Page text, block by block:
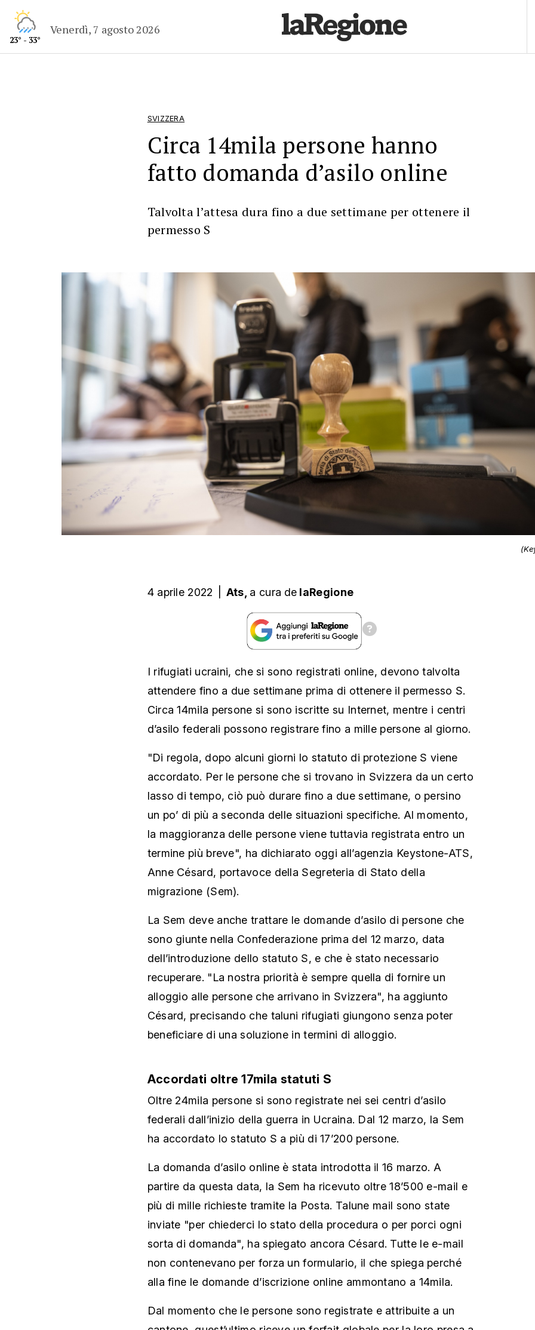
23° - 33°
Venerdì, 7 agosto 2026
SVIZZERA
Circa 14mila persone hanno
fatto domanda d’asilo online
Talvolta l’attesa dura fino a due settimane per ottenere il
permesso S
4 aprile 2022 Ats, a cura de laRegione
I rifugiati ucraini, che si sono registrati online, devono talvolta
attendere fino a due settimane prima di ottenere il permesso S.
Circa 14mila persone si sono iscritte su Internet, mentre i centri
d’asilo federali possono registrare fino a mille persone al giorno.
"Di regola, dopo alcuni giorni lo statuto di protezione S viene
accordato. Per le persone che si trovano in Svizzera da un certo
lasso di tempo, ciò può durare fino a due settimane, o persino
un po’ di più a seconda delle situazioni specifiche. Al momento,
la maggioranza delle persone viene tuttavia registrata entro un
termine più breve", ha dichiarato oggi all’agenzia Keystone-ATS,
Anne Césard, portavoce della Segreteria di Stato della
migrazione (Sem).
La Sem deve anche trattare le domande d’asilo di persone che
sono giunte nella Confederazione prima del 12 marzo, data
dell’introduzione dello statuto S, e che è stato necessario
recuperare. "La nostra priorità è sempre quella di fornire un
alloggio alle persone che arrivano in Svizzera", ha aggiunto
Césard, precisando che taluni rifugiati giungono senza poter
beneficiare di una soluzione in termini di alloggio.
Accordati oltre 17mila statuti S
Oltre 24mila persone si sono registrate nei sei centri d’asilo
federali dall’inizio della guerra in Ucraina. Dal 12 marzo, la Sem
ha accordato lo statuto S a più di 17’200 persone.
La domanda d’asilo online è stata introdotta il 16 marzo. A
partire da questa data, la Sem ha ricevuto oltre 18’500 e-mail e
più di mille richieste tramite la Posta. Talune mail sono state
inviate "per chiederci lo stato della procedura o per porci ogni
sorta di domanda", ha spiegato ancora Césard. Tutte le e-mail
non contenevano per forza un formulario, il che spiega perché
alla fine le domande d’iscrizione online ammontano a 14mila.
Dal momento che le persone sono registrate e attribuite a un